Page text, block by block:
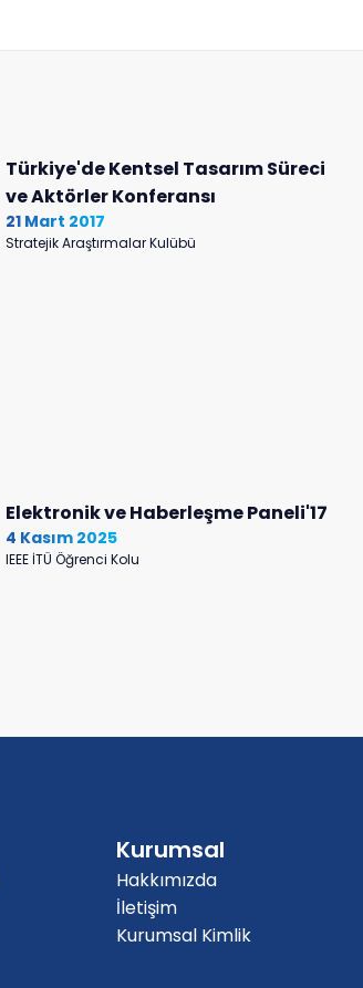
Türkiye'de Kentsel Tasarım Süreci
ve Aktörler Konferansı
21 Mart 2017
Stratejik Araştırmalar Kulübü
Elektronik ve Haberleşme Paneli'17
4 Kasım 2025
IEEE İTÜ Öğrenci Kolu
Kurumsal
Hakkımızda
İletişim
Kurumsal Kimlik